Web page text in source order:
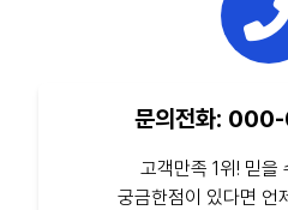
문의전화:
고객만족 1위! 믿을
궁금한점이 있다면 언